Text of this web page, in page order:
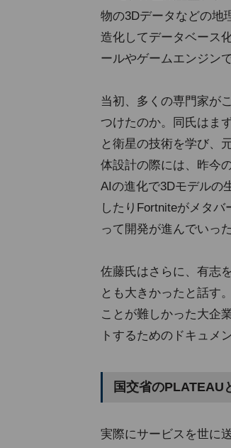
物の3Dデータなどの地
造化してデータベース
ールやゲームエンジン
当初、多くの専門家が
つけたのか。同氏はま
と衛星の技術を学び、
体設計の際には、昨今
AIの進化で3Dモデルの
したりFortniteがメタ
って開発が進んでいっ
佐藤氏はさらに、有志
とも大きかったと話す
ことが難しかった大企
トするためのドキュメ
国交省のPLATEAU
実際にサービスを世に